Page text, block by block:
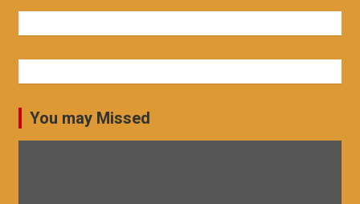
You may Missed